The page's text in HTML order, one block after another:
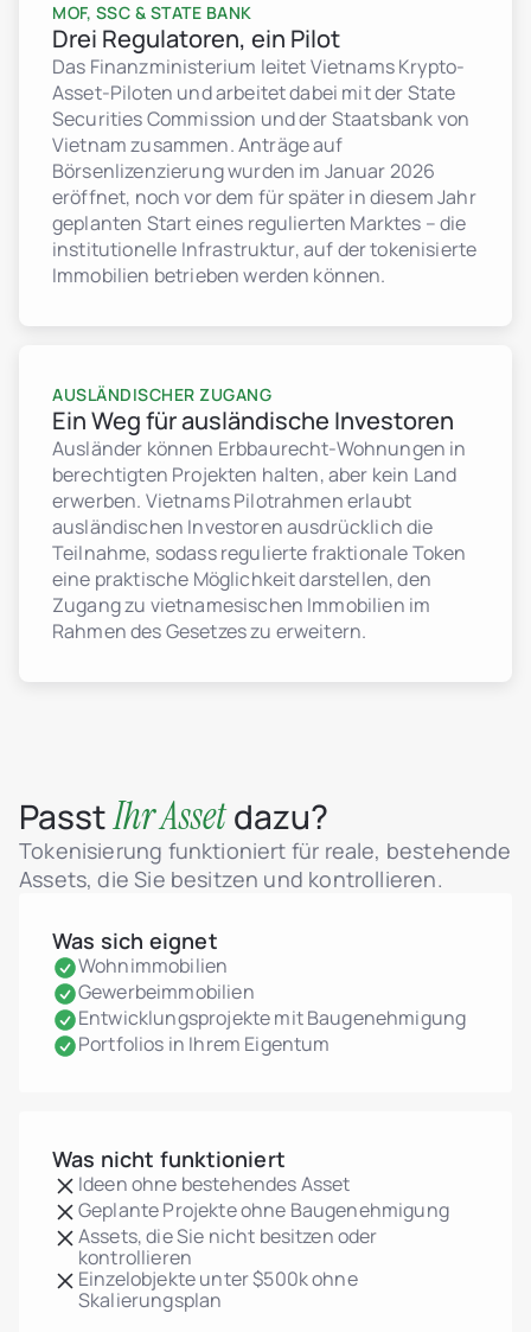
MOF, SSC & STATE BANK
Drei Regulatoren, ein Pilot
Das Finanzministerium leitet Vietnams Krypto-
Asset-Piloten und arbeitet dabei mit der State
Securities Commission und der Staatsbank von
Vietnam zusammen. Anträge auf
Börsenlizenzierung wurden im Januar 2026
eröffnet, noch vor dem für später in diesem Jahr
geplanten Start eines regulierten Marktes – die
institutionelle Infrastruktur, auf der tokenisierte
Immobilien betrieben werden können.
AUSLÄNDISCHER ZUGANG
Ein Weg für ausländische Investoren
Ausländer können Erbbaurecht-Wohnungen in
berechtigten Projekten halten, aber kein Land
erwerben. Vietnams Pilotrahmen erlaubt
ausländischen Investoren ausdrücklich die
Teilnahme, sodass regulierte fraktionale Token
eine praktische Möglichkeit darstellen, den
Zugang zu vietnamesischen Immobilien im
Rahmen des Gesetzes zu erweitern.
PasstIhr Assetdazu?
Tokenisierung funktioniert für reale, bestehende
Assets, die Sie besitzen und kontrollieren.
Was sich eignet
Wohnimmobilien
Gewerbeimmobilien
Entwicklungsprojekte mit Baugenehmigung
Portfolios in Ihrem Eigentum
Was nicht funktioniert
Ideen ohne bestehendes Asset
Geplante Projekte ohne Baugenehmigung
Assets, die Sie nicht besitzen oder
kontrollieren
Einzelobjekte unter $500k ohne
Skalierungsplan